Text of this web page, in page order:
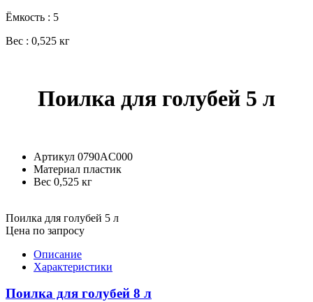
Ёмкость : 5
Вес : 0,525 кг
Поилка для голубей 5 л
Артикул 0790AC000
Материал пластик
Вес 0,525 кг
Поилка для голубей 5 л
Цена по запросу
Описание
Характеристики
Поилка для голубей 8 л